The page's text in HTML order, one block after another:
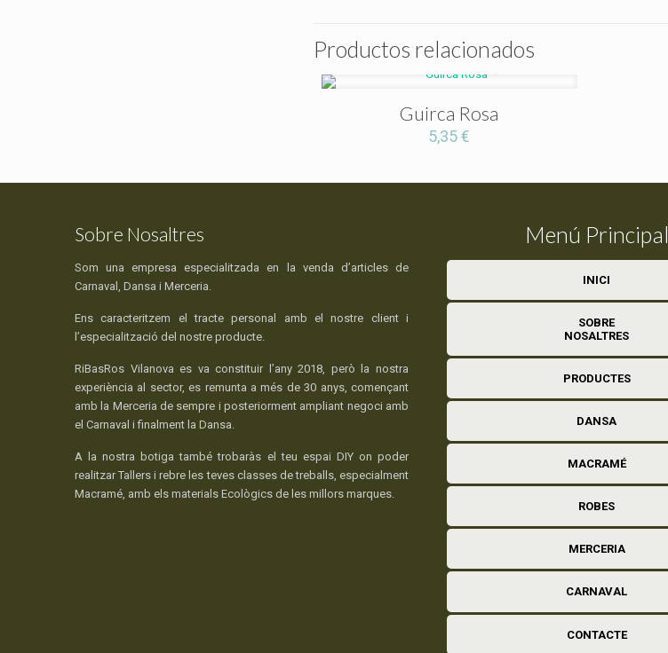
Productos relacionados
Guirca Rosa
5,35€
Sobre Nosaltres
Som una empresa especialitzada en la venda d’articles de
Carnaval, Dansa i Merceria.
Ens caracteritzem el tracte personal amb el nostre client i
l’especialització del nostre producte.
RiBasRos Vilanova es va constituir l’any 2018, però la nostra
experiència al sector, es remunta a més de 30 anys, començant
amb la Merceria de sempre i posteriorment ampliant negoci amb
el Carnaval i finalment la Dansa.
A la nostra botiga també trobaràs el teu espai DIY on poder
realitzar Tallers i rebre les teves classes de treballs, especialment
Macramé, amb els materials Ecològics de les millors marques.
Menú Principal
INICI
SOBRE
NOSALTRES
PRODUCTES
DANSA
MACRAMÉ
ROBES
MERCERIA
CARNAVAL
CONTACTE